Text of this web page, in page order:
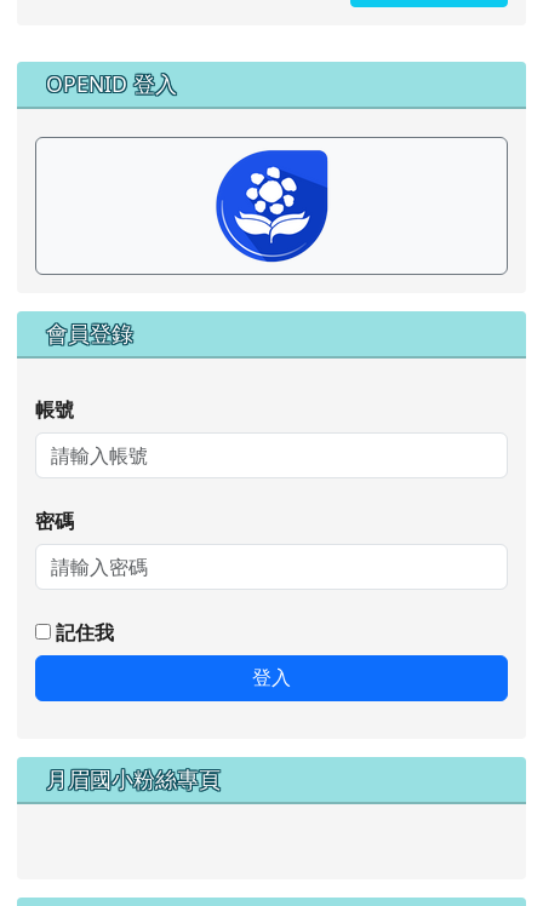
右邊區域內容
OPENID 登入
會員登錄
帳號
密碼
記住我
登入
月眉國小粉絲專頁